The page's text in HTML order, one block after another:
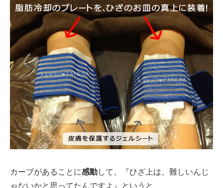
カーブがあることに感動して、『ひざ上は、難しいんじ
ゃないかと思ってたんですよ』というと、